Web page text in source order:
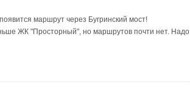
маршрут через Бугринский мост!
ЖК "Просторный", но маршрутов почти нет. Надо